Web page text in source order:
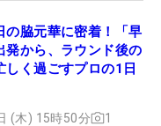
の脇元華に密着！「早
発から、ラウンド後の
しく過ごすプロの1日
(木) 15時50分 1